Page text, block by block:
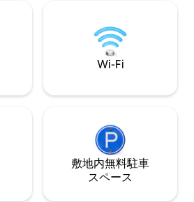
房、美しい高品質
品。敷地内にEV
ルの隠れ家。
Wi-Fi
敷地内無料駐⁠車
ス⁠ペ⁠ー⁠ス